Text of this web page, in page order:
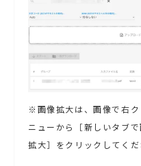
※画像拡大は、画像で右
ニューから［新しいタブ
拡大］をクリックしてくだ